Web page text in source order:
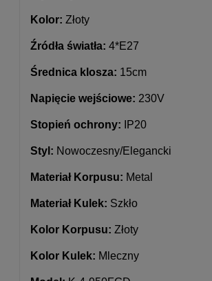
Kolor: Złoty
Źródła światła: 4*E27
Średnica klosza: 15cm
Napięcie wejściowe: 230V
Stopień ochrony: IP20
Styl: Nowoczesny/Elegancki
Materiał Korpusu: Metal
Materiał Kulek: Szkło
Kolor Korpusu: Złoty
Kolor Kulek: Mleczny